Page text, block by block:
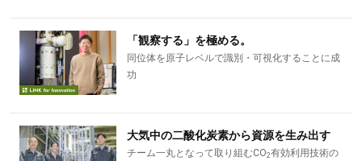
「観察する」を極める。
同位体を原子レベルで識別・可視化することに成
功
大気中の二酸化炭素から資源を生み出す
チーム一丸となって取り組むCO2有効利用技術の